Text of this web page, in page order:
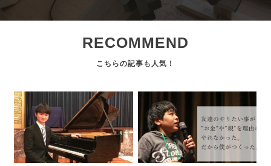
RECOMMEND